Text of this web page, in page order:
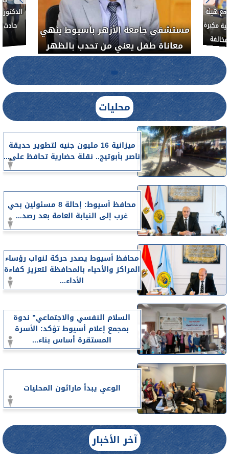
العلاج الحر بمنفلوط بالتعاون مع هيئة
الدواء المصرية يشن حملة رقابية مكبرة
لضبط المنشآت الطبية المخالفة.....
خبيث
محليات
ميزانية 16 مليون جنيه لتطوير حديقة
ناصر بأبوتيج.. نقلة حضارية تحافظ على...
محافظ أسيوط: إحالة 8 مسئولين بحي
غرب إلى النيابة العامة بعد رصد...
محافظ أسيوط يصدر حركة لنواب رؤساء
المراكز والأحياء بالمحافظة لتعزيز كفاءة
الأداء...
السلام النفسي والاجتماعي” ندوة
بمجمع إعلام أسيوط تؤكد: الأسرة
المستقرة أساس بناء...
الوعي يبدأ ماراثون المحليات
آخر الأخبار